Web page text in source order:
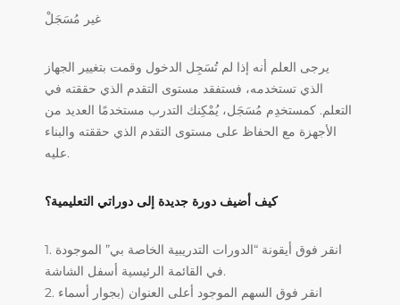
غير مُسَجَلْ
يرجى العلم أنه إذا لم تُسَجِل الدخول وقمت بتغيير الجهاز
الذي تستخدمه، فستفقد مستوى التقدم الذي حققته في
التعلم. كمستخدِم مُسَجَل، يُمْكِنك التدرب مستخدمًا العديد من
الأجهزة مع الحفاظ على مستوى التقدم الذي حققته والبناء
عليه.
كيف أضيف دورة جديدة إلى دوراتي التعليمية؟
1. انقر فوق أيقونة “الدورات التدريبية الخاصة بي” الموجودة
في القائمة الرئيسية أسفل الشاشة.
2. انقر فوق السهم الموجود أعلى العنوان (بجوار أسماء